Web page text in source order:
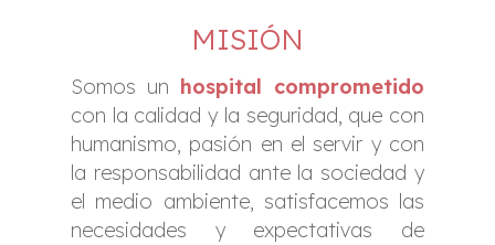
MISIÓN
Somos un hospital comprometido
con la calidad y la seguridad, que con
humanismo, pasión en el servir y con
la responsabilidad ante la sociedad y
el medio ambiente, satisfacemos las
necesidades y expectativas de